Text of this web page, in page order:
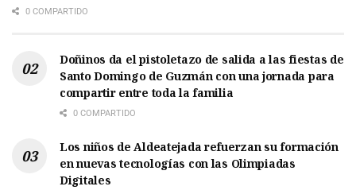
0 COMPARTIDO
Doñinos da el pistoletazo de salida a las fiestas de
Santo Domingo de Guzmán con una jornada para
compartir entre toda la familia
0 COMPARTIDO
Los niños de Aldeatejada refuerzan su formación
en nuevas tecnologías con las Olimpiadas
Digitales